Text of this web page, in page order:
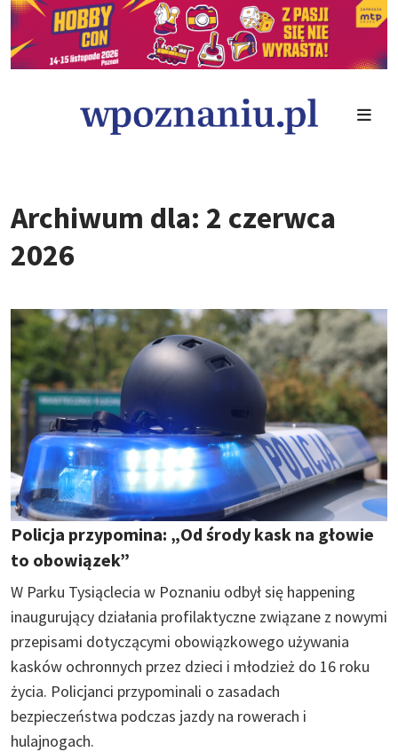
Archiwum dla: 2 czerwca
2026
Policja przypomina: „Od środy kask na głowie
to obowiązek”
W Parku Tysiąclecia w Poznaniu odbył się happening
inaugurujący działania profilaktyczne związane z nowymi
przepisami dotyczącymi obowiązkowego używania
kasków ochronnych przez dzieci i młodzież do 16 roku
życia. Policjanci przypominali o zasadach
bezpieczeństwa podczas jazdy na rowerach i
hulajnogach.